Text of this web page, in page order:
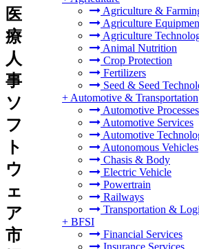
Agriculture &
Agriculture
Agriculture
Animal Nutrition
Crop Protection
Fertilizers
Seed & Seed
+ Automotive & Transportation
Automotive Processes
Automotive Services
Automotive
Autonomous Vehicles
Chasis & Body
Electric Vehicle
Powertrain
Railways
Transportation &
+ BFSI
Financial Services
Insurance Services
医
療
人
事
ソ
フ
ト
ウ
ェ
ア
市